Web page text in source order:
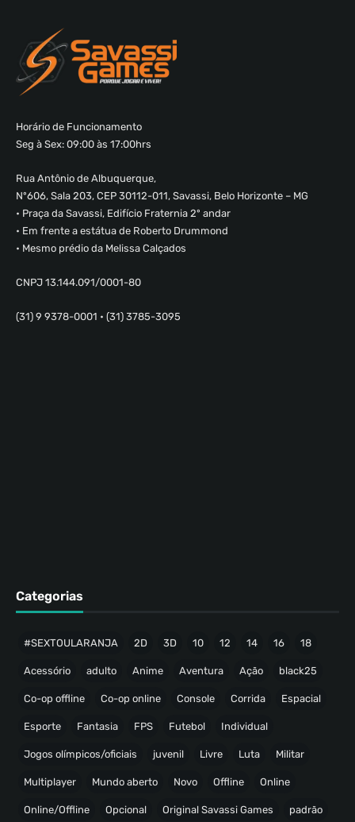
Horário de Funcionamento
Seg à Sex: 09:00 às 17:00hrs
Rua Antônio de Albuquerque,
Nº606, Sala 203, CEP 30112-011, Savassi, Belo Horizonte – MG
• Praça da Savassi, Edifício Fraternia 2º andar
• Em frente a estátua de Roberto Drummond
• Mesmo prédio da Melissa Calçados
CNPJ 13.144.091/0001-80
(31) 9 9378-0001 • (31) 3785-3095
Categorias
#SEXTOULARANJA 2D 3D 10 12 14 16 18
Acessório adulto Anime Aventura Ação black25
Co-op offline Co-op online Console Corrida Espacial
Esporte Fantasia FPS Futebol Individual
Jogos olímpicos/oficiais juvenil Livre Luta Militar
Multiplayer Mundo aberto Novo Offline Online
Online/Offline Opcional Original Savassi Games padrão